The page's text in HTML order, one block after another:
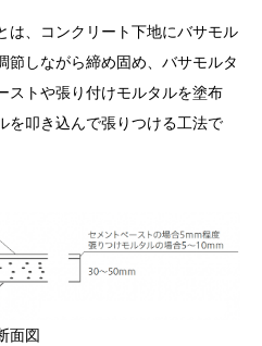
、コンクリート下地にバサモル
節しながら締め固め、バサモルタ
ストや張り付けモルタルを塗布
を叩き込んで張りつける工法で
面図